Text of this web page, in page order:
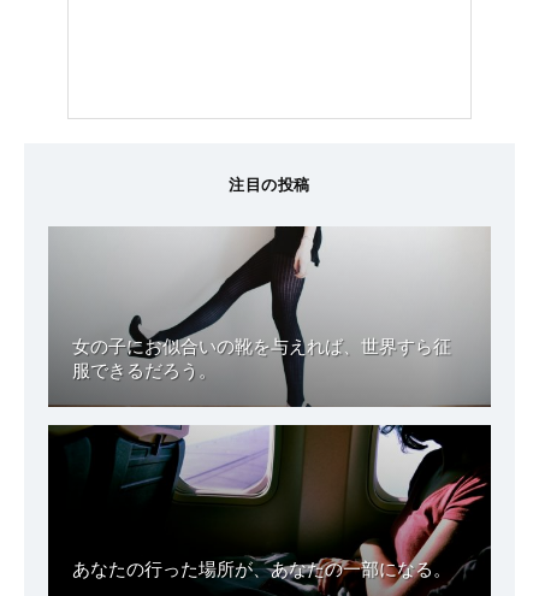
注目の投稿
女の子にお似合いの靴を与えれば、世界すら征
服できるだろう。
あなたの行った場所が、あなたの一部になる。